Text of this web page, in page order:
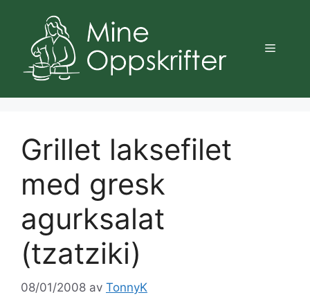
innhold
Meny
Grillet laksefilet
med gresk
agurksalat
(tzatziki)
08/01/2008 av TonnyK